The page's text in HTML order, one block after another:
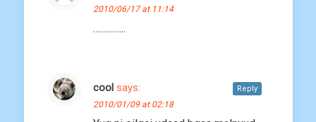
2010/06/17 at 11:14
…………..
cool says:
2010/01/09 at 02:18
Reply